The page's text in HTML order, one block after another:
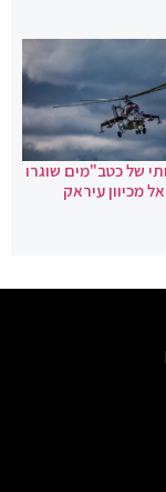
של כטב"מים שוגרו
מכיוון עיראק